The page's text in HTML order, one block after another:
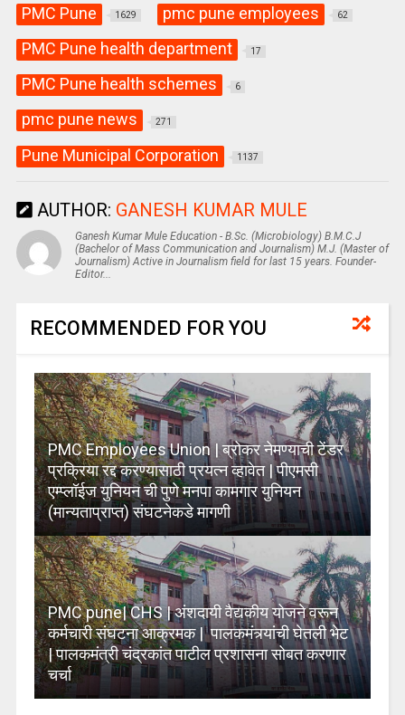
PMC Pune 1629 pmc pune employees 62
PMC Pune health department 17
PMC Pune health schemes 6
pmc pune news 271
Pune Municipal Corporation 1137
AUTHOR: GANESH KUMAR MULE
Ganesh Kumar Mule Education - B.Sc. (Microbiology) B.M.C.J
(Bachelor of Mass Communication and Journalism) M.J. (Master of
Journalism) Active in Journalism field for last 15 years. Founder-
Editor...
RECOMMENDED FOR YOU
PMC Employees Union | ब्रोकर नेमण्याची टेंडर
प्रक्रिया रद्द करण्यासाठी प्रयत्न व्हावेत | पीएमसी
एम्प्लॉईज युनियन ची पुणे मनपा कामगार युनियन
(मान्यताप्राप्त) संघटनेकडे मागणी
PMC pune| CHS | अंशदायी वैद्यकीय योजने वरून
कर्मचारी संघटना आक्रमक | पालकमंत्र्यांची घेतली भेट
| पालकमंत्री चंद्रकांत पाटील प्रशासना सोबत करणार
चर्चा